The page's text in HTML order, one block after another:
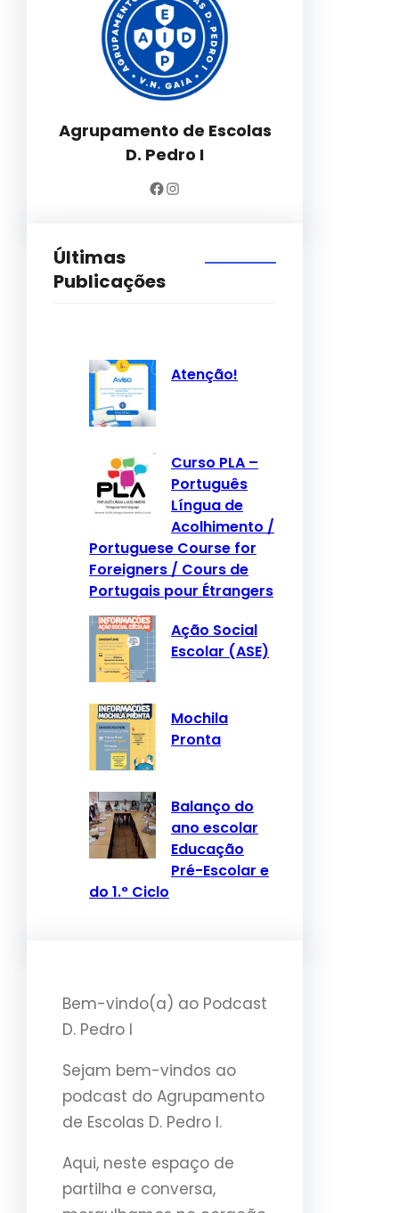
Agrupamento de Escolas
D. Pedro I
Facebook Instagram
Últimas
Publicações
Atenção!
Curso PLA –
Português
Língua de
Acolhimento /
Portuguese Course for
Foreigners / Cours de
Portugais pour Étrangers
Ação Social
Escolar (ASE)
Mochila
Pronta
Balanço do
ano escolar
Educação
Pré-Escolar e
do 1.° Ciclo
Bem-vindo(a) ao Podcast
D. Pedro I
Sejam bem-vindos ao
podcast do Agrupamento
de Escolas D. Pedro I.
Aqui, neste espaço de
partilha e conversa,